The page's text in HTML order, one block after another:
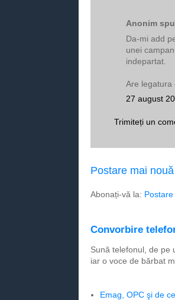
Anonim
Da-mi add
unei
indepartat.
Are legatura
27 august
Trimiteți un
Postare mai nouă
Abonați-vă la:
Convorbire
Sună telefonul, de pe
iar o voce de bărbat
Emag, OPC şi de